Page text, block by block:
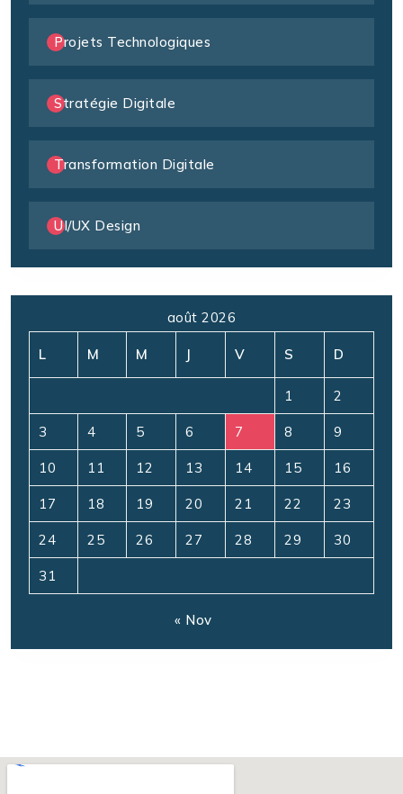
Projets Technologiques
Stratégie Digitale
Transformation Digitale
UI/UX Design
août 2026
L M M J V S D
1 2
3 4 5 6 7 8 9
10 11 12 13 14 15 16
17 18 19 20 21 22 23
24 25 26 27 28 29 30
31
« Nov